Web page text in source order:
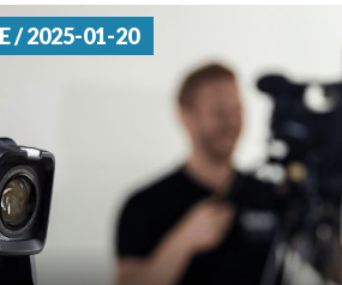
/ 2025-01-20